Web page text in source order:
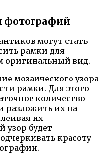
фотографий
могут стать
рамки для
оригинальный вид.
мозаического узора
рамки. Для этого
количество
разложить их на
их
узор будет
красоту